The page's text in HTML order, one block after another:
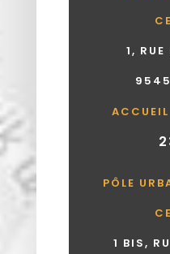
1, RUE
ACCUEIL
PÔLE
1 BIS,